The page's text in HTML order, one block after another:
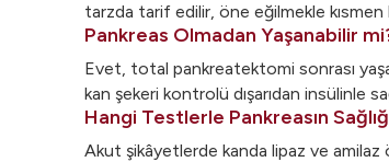
tarzda tarif edilir, öne eğilmekle kısmen
Pankreas Olmadan Yaşanabilir
Evet, total pankreatektomi sonrası
kan şekeri kontrolü dışarıdan insülinle
Hangi Testlerle Pankreasın
Akut şikâyetlerde kanda lipaz ve amilaz